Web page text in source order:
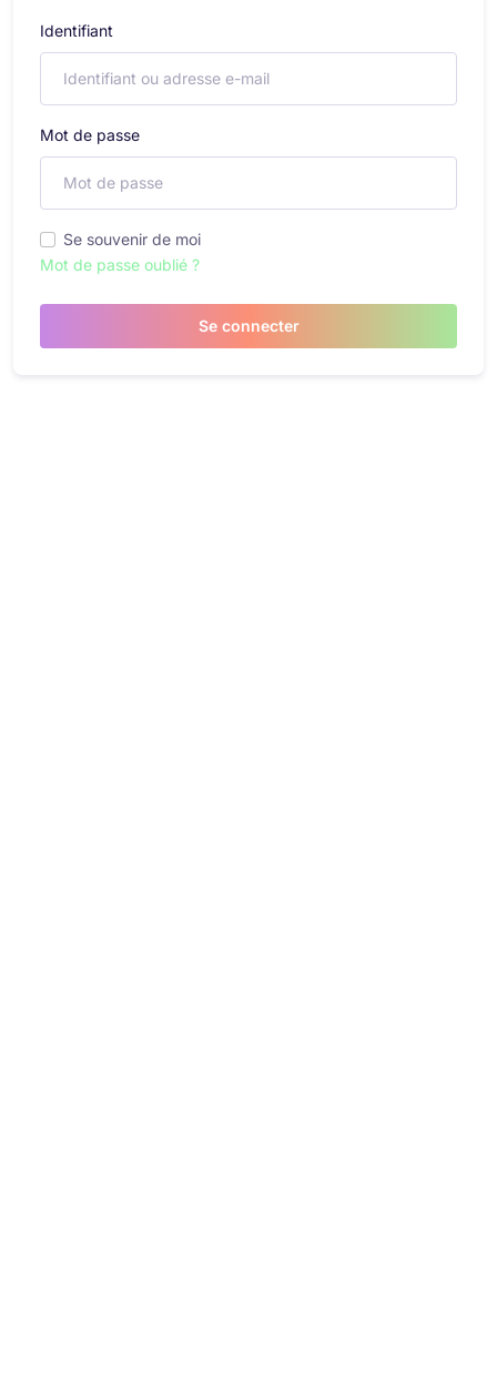
Identifiant
Mot de passe
Se souvenir de moi
Mot de passe oublié ?
Se connecter